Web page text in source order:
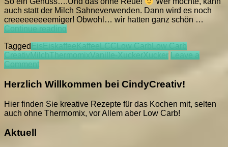
auch statt der Milch Sahneverwenden. Dann wird es noch
creeeeeeeeemiger! Obwohl… wir hatten ganz schön …
Continue readingLCC
Kaffee
Fappé
TaggedEisEiskaffeeKaffeeLCCLow CarbLow Carb
CreativMilchThermomixVanille-XuckerXucker Leave a
Commenton
Eis-
Fappé
Herzlich Willkommen bei CindyCreativ!
Hier finden Sie kreative Rezepte für das Kochen mit, selten
auch ohne Thermomix, vor Allem aber Low Carb!
Aktuell